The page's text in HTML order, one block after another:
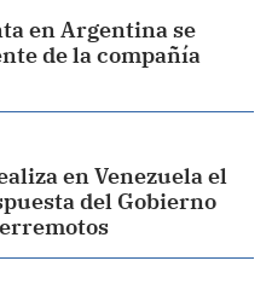
en Argentina se
de la compañía
en Venezuela el
del Gobierno